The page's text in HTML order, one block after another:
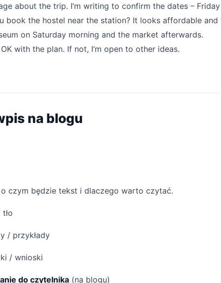
about the trip. I’m writing to confirm the dates –
book the hostel near the station? It looks affordable and
on Saturday morning and the market afterwards.
with the plan. If not, I’m open to other ideas.
na blogu
czym będzie tekst i dlaczego warto czytać.
/ przykłady
/ wnioski
do czytelnika(na blogu)